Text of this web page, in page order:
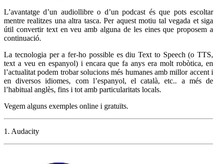
L’avantatge d’un audiollibre o d’un podcast és que pots escoltar
mentre realitzes una altra tasca. Per aquest motiu tal vegada et siga
útil convertir text en veu amb alguna de les eines que proposem a
continuació.
La tecnologia per a fer-ho possible es diu Text to Speech (o TTS,
text a veu en espanyol) i encara que fa anys era molt robòtica, en
l’actualitat podem trobar solucions més humanes amb millor accent i
en diversos idiomes, com l’espanyol, el català, etc.. a més de
l’habitual anglès, fins i tot amb particularitats locals.
Vegem alguns exemples online i gratuïts.
1. Audacity